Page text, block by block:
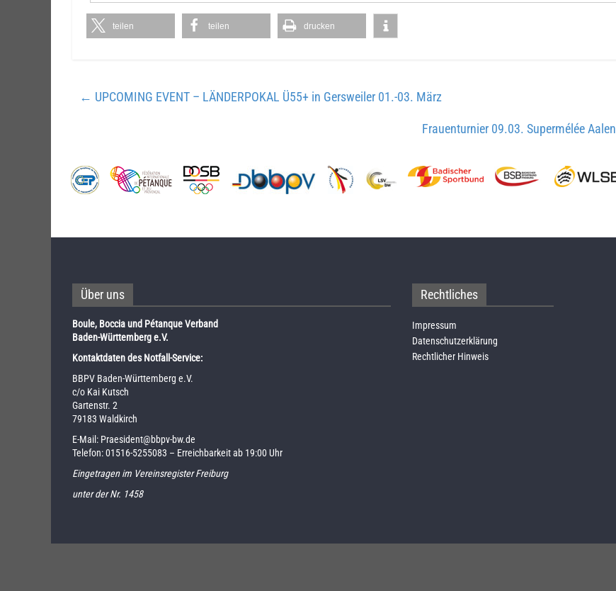
teilen teilen drucken
← UPCOMING EVENT – LÄNDERPOKAL Ü55+ in Gersweiler 01.-03. März
Frauenturnier 09.03. Supermélée Aalen
Über uns
Boule, Boccia und Pétanque Verband
Baden-Württemberg e.V.
Kontaktdaten des Notfall-Service:
BBPV Baden-Württemberg e.V.
c/o Kai Kutsch
Gartenstr. 2
79183 Waldkirch
E-Mail: Praesident@bbpv-bw.de
Telefon:01516-5255083 – Erreichbarkeit ab 19:00 Uhr
Eingetragen im Vereinsregister Freiburg
unter der Nr. 1458
Rechtliches
Impressum
Datenschutzerklärung
Rechtlicher Hinweis